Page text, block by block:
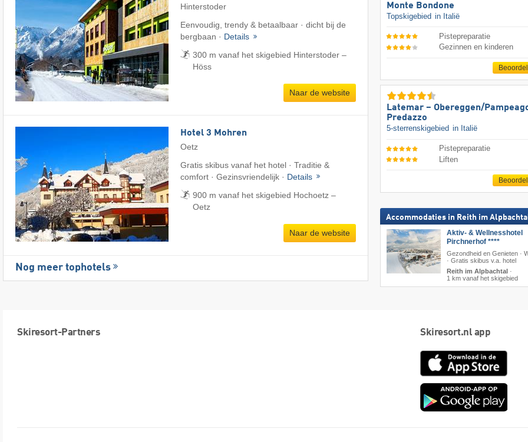
Hinterstoder
Eenvoudig, trendy & betaalbaar · dicht bij de
bergbaan · Details
300 m vanaf het skigebied Hinterstoder –
Höss
Naar de website
Hotel 3 Mohren
Oetz
Gratis skibus vanaf het hotel · Traditie &
comfort · Gezinsvriendelijk · Details
900 m vanaf het skigebied Hochoetz –
Oetz
Naar de website
Nog meer tophotels
Monte Bondone
Topskigebied in Italië
Pistepreparatie
Gezinnen en kinderen
Latemar – Obereggen/​
Predazzo
5-sterrenskigebied in Italië
Pistepreparatie
Liften
Accommodaties in Reith im
Aktiv- & Wellnesshotel
Pirchnerhof ****
Gezondheid en Genieten ·
· Gratis skibus v.a. hotel
Reith im Alpbachtal·
1 km vanaf het skigebied
Skiresort-Partners Skiresort.nl app
App